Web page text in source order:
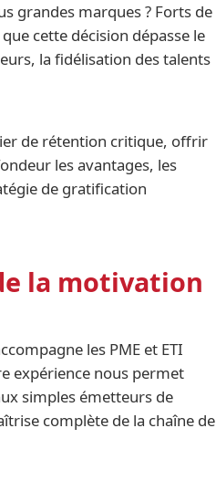
grandes marques ? Forts de
cette décision dépasse le
la fidélisation des talents
de rétention critique, offrir
les avantages, les
de gratification
la motivation
les PME et ETI
expérience nous permet
simples émetteurs de
complète de la chaîne de